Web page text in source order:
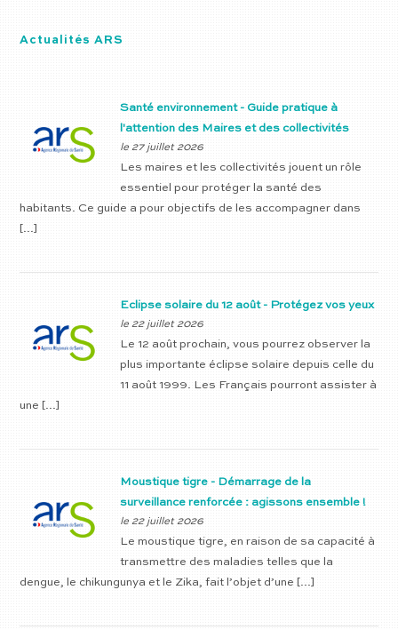
Actualités ARS
Santé environnement - Guide pratique à
l'attention des Maires et des collectivités
le 27 juillet 2026
Les maires et les collectivités jouent un rôle
essentiel pour protéger la santé des
habitants. Ce guide a pour objectifs de les accompagner dans
[…]
Eclipse solaire du 12 août - Protégez vos yeux
le 22 juillet 2026
Le 12 août prochain, vous pourrez observer la
plus importante éclipse solaire depuis celle du
11 août 1999. Les Français pourront assister à
une […]
Moustique tigre - Démarrage de la
surveillance renforcée : agissons ensemble !
le 22 juillet 2026
Le moustique tigre, en raison de sa capacité à
transmettre des maladies telles que la
dengue, le chikungunya et le Zika, fait l’objet d’une […]